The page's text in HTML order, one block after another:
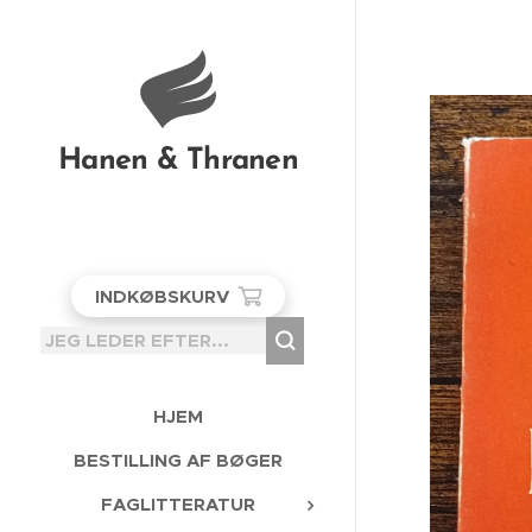
Hanen & Thranen
INDKØBSKURV
HJEM
BESTILLING AF BØGER
FAGLITTERATUR